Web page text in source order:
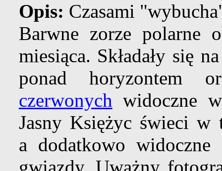
Opis: Czasami
Barwne zorze polarne
miesiąca. Składały się
ponad horyzontem
czerwonych widoczne
Jasny Księżyc świeci w
a dodatkowo widoczne